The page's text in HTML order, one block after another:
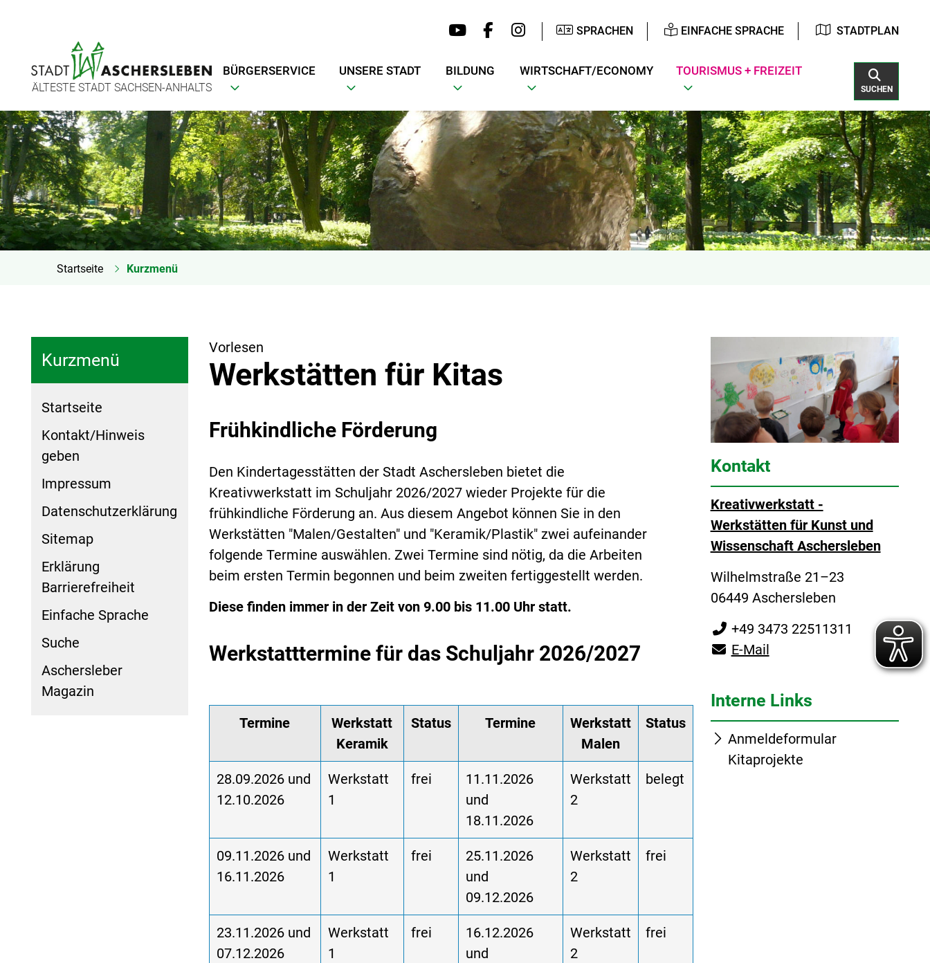
SPRACHEN EINFACHE SPRACHE STADTPLAN
ÄLTESTE STADT SACHSEN-ANHALTS
BÜRGERSERVICE UNSERE STADT BILDUNG WIRTSCHAFT/ECONOMY TOURISMUS + FREIZEIT
SUCHEN
Startseite Kurzmenü
Kurzmenü
Startseite
Kontakt/Hinweis
geben
Impressum
Datenschutzerklärung
Sitemap
Erklärung
Barrierefreiheit
Einfache Sprache
Suche
Aschersleber
Magazin
Vorlesen
Werkstätten für Kitas
Frühkindliche Förderung
Den Kindertagesstätten der Stadt Aschersleben bietet die
Kreativwerkstatt im Schuljahr 2026/2027 wieder Projekte für die
frühkindliche Förderung an. Aus diesem Angebot können Sie in den
Werkstätten "Malen/Gestalten" und "Keramik/Plastik" zwei aufeinander
folgende Termine auswählen. Zwei Termine sind nötig, da die Arbeiten
beim ersten Termin begonnen und beim zweiten fertiggestellt werden.
Diese finden immer in der Zeit von 9.00 bis 11.00 Uhr statt.
Werkstatttermine für das Schuljahr 2026/2027
Termine
Werkstatt
Keramik
Status Termine
Werkstatt
Malen
Status
28.09.2026 und
12.10.2026
Werkstatt
1
frei
11.11.2026
und
18.11.2026
Werkstatt
2
belegt
09.11.2026 und
16.11.2026
Werkstatt
1
frei
25.11.2026
und
09.12.2026
Werkstatt
2
frei
23.11.2026 und
07.12.2026
Werkstatt
1
frei
16.12.2026
und
Werkstatt
2
frei
Kontakt
Kreativwerkstatt -
Werkstätten für Kunst und
Wissenschaft Aschersleben
Wilhelmstraße 21–23
06449 Aschersleben
+49 3473 22511311
E-Mail
Interne Links
Anmeldeformular
Kitaprojekte